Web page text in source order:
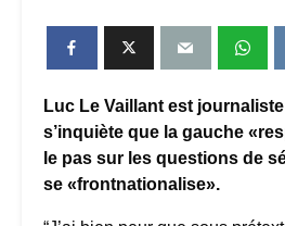
Luc Le Vaillant est journaliste
s’inquiète que la gauche
le pas sur les questions de
se «frontnationalise».